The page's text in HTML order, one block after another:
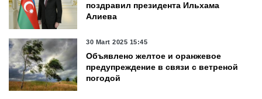
поздравил президента Ильхама
Алиева
30 Mart 2025 15:45
Объявлено желтое и оранжевое
предупреждение в связи с ветреной
погодой